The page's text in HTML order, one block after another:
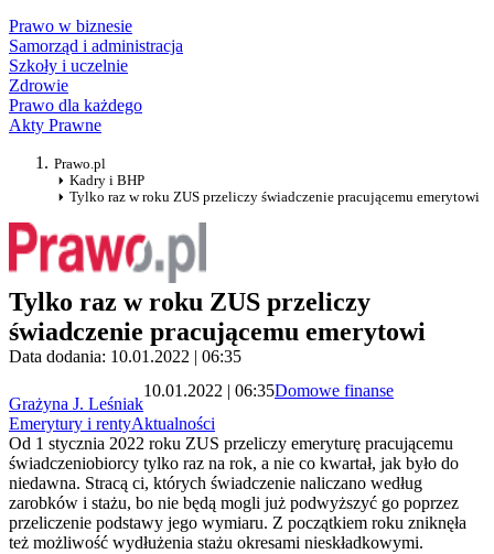
Prawo w biznesie
Samorząd i administracja
Szkoły i uczelnie
Zdrowie
Prawo dla każdego
Akty Prawne
Prawo.pl
Kadry i BHP
Tylko raz w roku ZUS przeliczy świadczenie pracującemu emerytowi
Tylko raz w roku ZUS przeliczy
świadczenie pracującemu emerytowi
Data dodania: 10.01.2022 | 06:35
Grażyna J. Leśniak
10.01.2022 | 06:35Domowe finanse
Emerytury i rentyAktualności
Od 1 stycznia 2022 roku ZUS przeliczy emeryturę pracującemu
świadczeniobiorcy tylko raz na rok, a nie co kwartał, jak było do
niedawna. Stracą ci, których świadczenie naliczano według
zarobków i stażu, bo nie będą mogli już podwyższyć go poprzez
przeliczenie podstawy jego wymiaru. Z początkiem roku zniknęła
też możliwość wydłużenia stażu okresami nieskładkowymi.